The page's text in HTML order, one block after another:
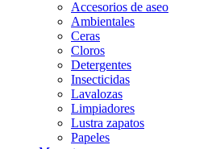
Accesorios de aseo
Ambientales
Ceras
Cloros
Detergentes
Insecticidas
Lavalozas
Limpiadores
Lustra zapatos
Papeles